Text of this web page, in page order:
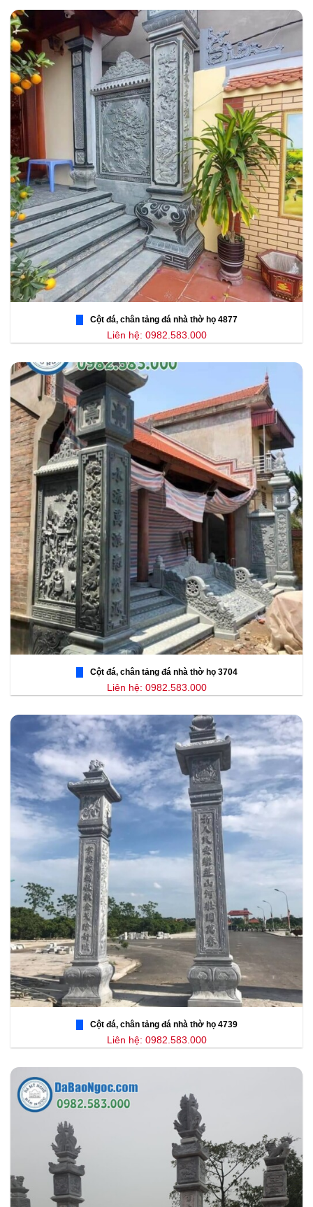
Cột đá, chân tảng đá nhà thờ họ 4877
Liên hệ: 0982.583.000
Cột đá, chân tảng đá nhà thờ họ 3704
Liên hệ: 0982.583.000
Cột đá, chân tảng đá nhà thờ họ 4739
Liên hệ: 0982.583.000